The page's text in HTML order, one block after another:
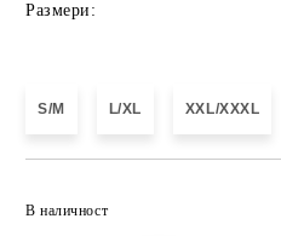
Размери:
S/M L/XL XXL/XXXL
В наличност